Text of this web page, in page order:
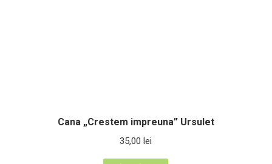
Cana „Crestem impreuna” Ursulet
35,00 lei